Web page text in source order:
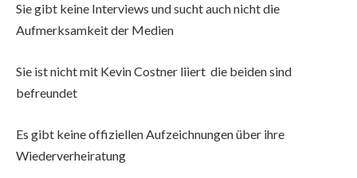
Sie gibt keine Interviews und sucht auch nicht die
Aufmerksamkeit der Medien
Sie ist nicht mit Kevin Costner liiert die beiden sind
befreundet
Es gibt keine offiziellen Aufzeichnungen über ihre
Wiederverheiratung